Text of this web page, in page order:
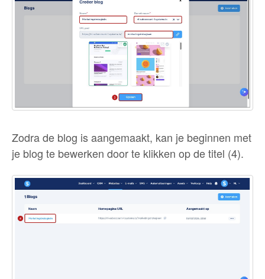
Zodra de blog is aangemaakt, kan je beginnen met
je blog te bewerken door te klikken op de titel (4).